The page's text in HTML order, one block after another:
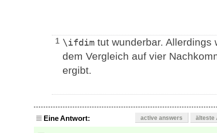
1 \ifdim tut wunderbar.
dem Vergleich auf vier
ergibt.
Eine Antwort: active answers älteste